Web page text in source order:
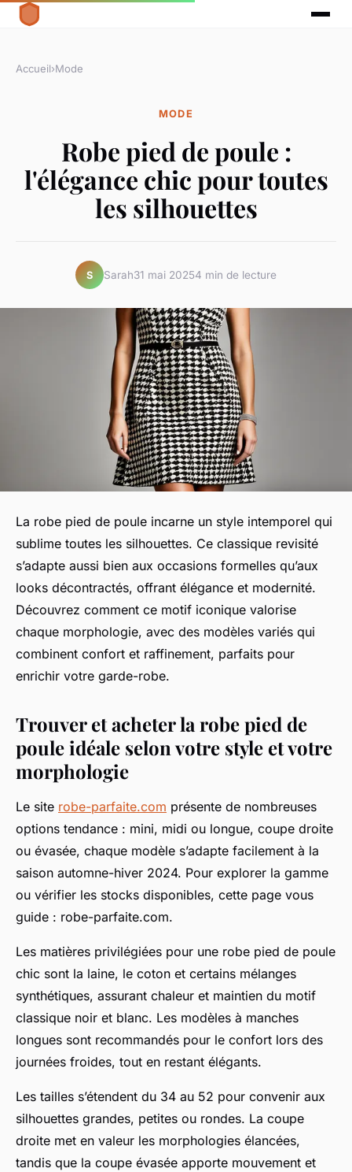
Accueil›Mode
MODE
Robe pied de poule :
l'élégance chic pour toutes
les silhouettes
S Sarah31 mai 20254 min de lecture
La robe pied de poule incarne un style intemporel qui
sublime toutes les silhouettes. Ce classique revisité
s’adapte aussi bien aux occasions formelles qu’aux
looks décontractés, offrant élégance et modernité.
Découvrez comment ce motif iconique valorise
chaque morphologie, avec des modèles variés qui
combinent confort et raffinement, parfaits pour
enrichir votre garde-robe.
Trouver et acheter la robe pied de
poule idéale selon votre style et votre
morphologie
Le site robe-parfaite.com présente de nombreuses
options tendance : mini, midi ou longue, coupe droite
ou évasée, chaque modèle s’adapte facilement à la
saison automne-hiver 2024. Pour explorer la gamme
ou vérifier les stocks disponibles, cette page vous
guide : robe-parfaite.com.
Les matières privilégiées pour une robe pied de poule
chic sont la laine, le coton et certains mélanges
synthétiques, assurant chaleur et maintien du motif
classique noir et blanc. Les modèles à manches
longues sont recommandés pour le confort lors des
journées froides, tout en restant élégants.
Les tailles s’étendent du 34 au 52 pour convenir aux
silhouettes grandes, petites ou rondes. La coupe
droite met en valeur les morphologies élancées,
tandis que la coupe évasée apporte mouvement et